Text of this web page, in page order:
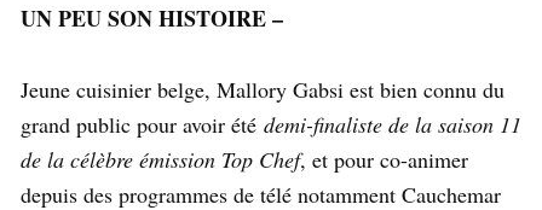
UN PEU SON HISTOIRE –
Jeune cuisinier belge, Mallory Gabsi est bien connu du
grand public pour avoir été demi-finaliste de la saison 11
de la célèbre émission Top Chef, et pour co-animer
depuis des programmes de télé notamment Cauchemar